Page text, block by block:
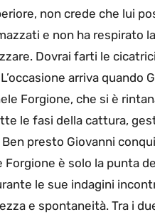
non crede che lui
e non ha respirato
Dovrai farti le
arriva quando
Forgione, che si è
le fasi della cattura,
presto Giovanni
è solo la punta
le sue indagini
e spontaneità. Tra i